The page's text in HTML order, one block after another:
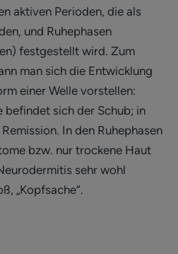
aktiven Perioden, die als
und Ruhephasen
festgestellt wird. Zum
man sich die Entwicklung
einer Welle vorstellen:
befindet sich der Schub; in
In den Ruhephasen
bzw. nur trockene Haut
sehr wohl
„Kopfsache“.